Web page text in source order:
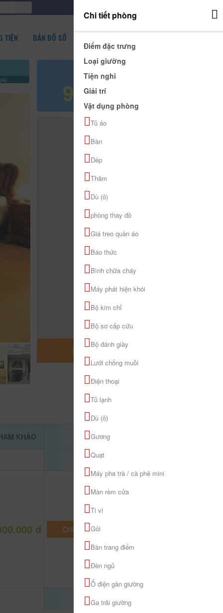
TIỆN BẢN ĐỒ SỐ
900.000 đ
MỞ RỘNG BẢN ĐỒ
KHẢO ĐẶT PHÒNG
đ CHƯA KHAI BÁO PHÒNG
Chi tiết phòng
Điểm đặc trưng
Loại giường
Tiện nghi
Giải trí
Vật dụng phòng
Tủ áo
Bàn
Dép
Thảm
Dù (ô)
phòng thay đồ
Giá treo quần áo
Báo thức
Bình chữa cháy
Máy phát hiện khói
Bộ kim chỉ
Bộ sơ cấp cứu
Bộ đánh giày
Lưới chống muỗi
Điện thoại
Tủ lạnh
Dù (ô)
Gương
Quạt
Máy pha trà / cà phê mini
Màn rèm cửa
Ti vi
Gối
Bàn trang điểm
Đèn ngủ
Ổ điện gần giường
Ga trải giường